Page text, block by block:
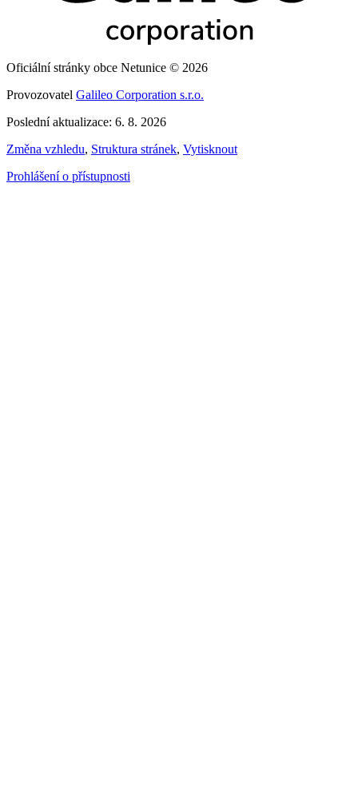
Oficiální stránky obce Netunice © 2026
Provozovatel Galileo Corporation s.r.o.
Poslední aktualizace: 6. 8. 2026
Změna vzhledu, Struktura stránek, Vytisknout
Prohlášení o přístupnosti